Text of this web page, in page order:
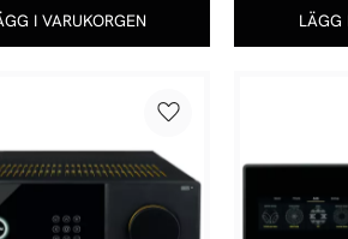
Lägg till i favoriter